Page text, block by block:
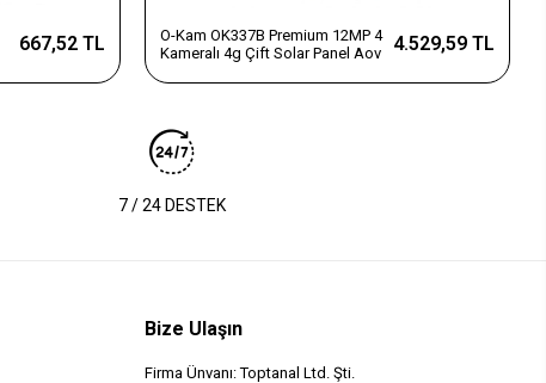
667,52 TL
O-Kam OK337B Premium 12MP 4
Kameralı 4g Çift Solar Panel Aov
4.529,59 TL
7 / 24 DESTEK
Bize Ulaşın
Firma Ünvanı: Toptanal Ltd. Şti.